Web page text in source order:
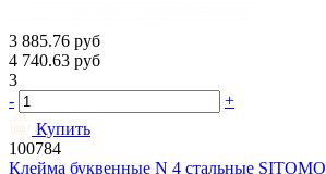
3 885.76 руб
4 740.63 руб
3
-
+
Купить
100784
Клейма буквенные N 4 стальные SITOMO